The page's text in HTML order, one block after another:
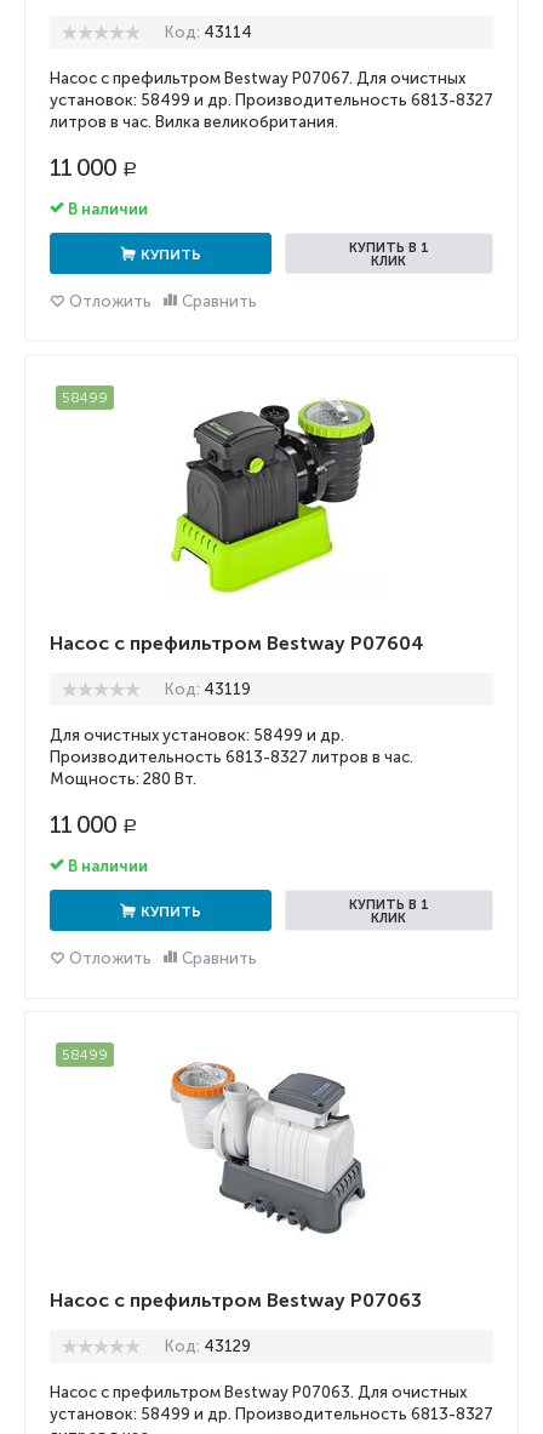
Код: 43114
Насос с префильтром Bestway P07067. Для очистных
установок: 58499 и др. Производительность 6813-8327
литров в час. Вилка великобритания.
11 000 Р
В наличии
КУПИТЬ
КУПИТЬ В 1
КЛИК
Отложить Сравнить
58499
Насос с префильтром Bestway P07604
Код: 43119
Для очистных установок: 58499 и др.
Производительность 6813-8327 литров в час.
Мощность: 280 Вт.
11 000 Р
В наличии
КУПИТЬ
КУПИТЬ В 1
КЛИК
Отложить Сравнить
58499
Насос с префильтром Bestway P07063
Код: 43129
Насос с префильтром Bestway P07063. Для очистных
установок: 58499 и др. Производительность 6813-8327